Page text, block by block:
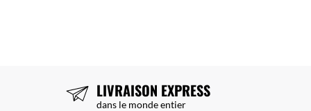
LIVRAISON EXPRESS
dans le monde entier